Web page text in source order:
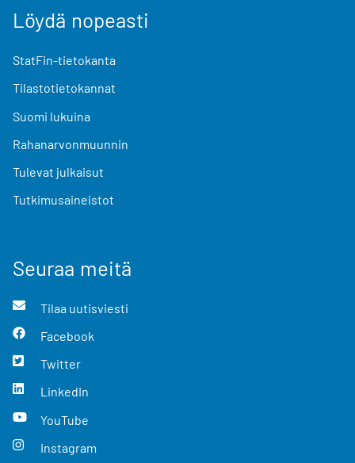
Löydä nopeasti
StatFin-tietokanta
Tilastotietokannat
Suomi lukuina
Rahanarvonmuunnin
Tulevat julkaisut
Tutkimusaineistot
Seuraa meitä
Tilaa uutisviesti
Facebook
Twitter
LinkedIn
YouTube
Instagram